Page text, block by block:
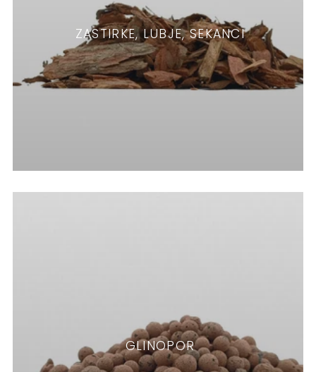
ZASTIRKE, LUBJE, SEKANCI
GLINOPOR